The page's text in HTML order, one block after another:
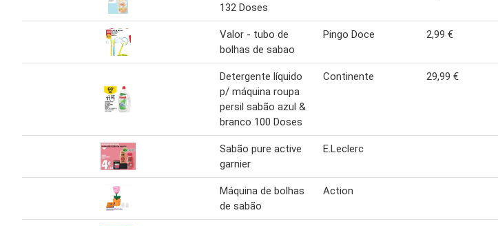
132 Doses
Valor - tubo de
bolhas de sabao
Pingo Doce 2,99 €
Detergente líquido
p/ máquina roupa
persil sabão azul &
branco 100 Doses
Continente 29,99 €
Sabão pure active
garnier
E.Leclerc
Máquina de bolhas
de sabão
Action